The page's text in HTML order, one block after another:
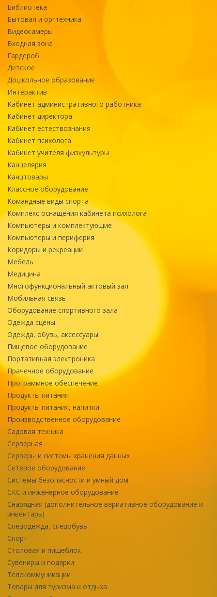
Библиотека
Бытовая и оргтехника
Видеокамеры
Входная зона
Гардероб
Детское
Дошкольное образование
Интерактив
Кабинет административного работника
Кабинет директора
Кабинет естествознания
Кабинет психолога
Кабинет учителя физкультуры
Канцелярия
Канцтовары
Классное оборудование
Командные виды спорта
Комплекс оснащения кабинета психолога
Компьютеры и комплектующие
Компьютеры и периферия
Коридоры и рекреации
Мебель
Медицина
Многофункциональный актовый зал
Мобильная связь
Оборудование спортивного зала
Одежда сцены
Одежда, обувь, аксессуары
Пищевое оборудование
Портативная электроника
Прачечное оборудование
Программное обеспечение
Продукты питания
Продукты питания, напитки
Производственное оборудование
Садовая техника
Серверная
Серверы и системы хранения данных
Сетевое оборудование
Системы безопасности и умный дом
СКС и инженерное оборудование
Снарядная (дополнительное вариативное оборудование и
инвентарь)
Спецодежда, спецобувь
Спорт
Столовая и пищеблок
Сувениры и подарки
Телекоммуникации
Товары для туризма и отдыха